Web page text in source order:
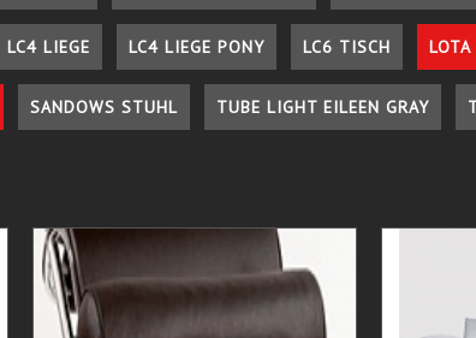
LC4 LIEGE LC4 LIEGE PONY LC6 TISCH
SANDOWS STUHL TUBE LIGHT EILEEN GRAY